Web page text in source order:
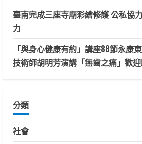
臺南完成三座寺廟彩繪修護 公私協
力
「與身心健康有約」講座88節永康
技術師胡明芳演講「無齒之痛」歡
分類
社會